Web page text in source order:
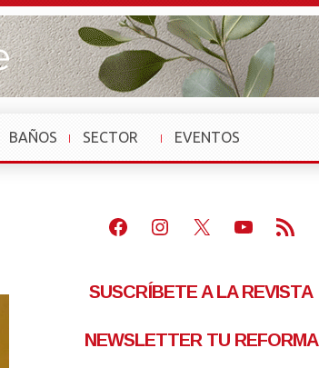
BAÑOS
SECTOR
»
EVENTOS
»
Facebook
Instagram
X Youtube
Feed RSS
SUSCRÍBETE A LA REVISTA
NEWSLETTER TU REFORMA